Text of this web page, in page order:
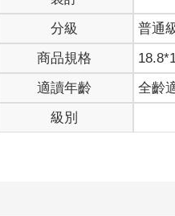
分級
普通
商品規格
適讀年齡
全齡
級別